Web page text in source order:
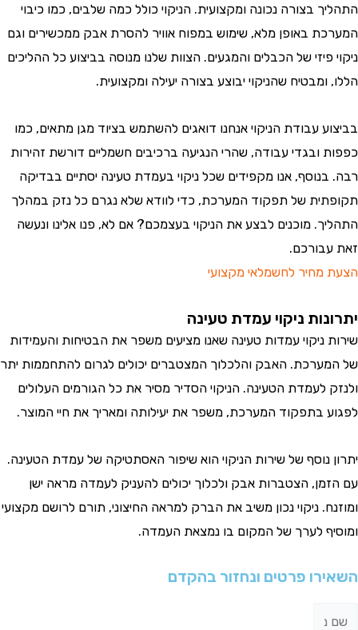
התהליך בצורה נכונה ומקצועית. הניקוי כולל כמה שלבים, כמו כיבוי
המערכת באופן מלא, שימוש במפוח אוויר להסרת אבק ממכשירים וגם
ניקוי פיזי של הכבלים והמגעים. הצוות שלנו מנוסה בביצוע כל ההליכים
הללו, ומבטיח שהניקוי יבוצע בצורה יעילה ומקצועית.
בביצוע עבודת הניקוי אנחנו דואגים להשתמש בציוד מגן מתאים, כמו
כפפות ובגדי עבודה, שהרי הנגיעה ברכיבים חשמליים דורשת זהירות
רבה. בנוסף, אנו מקפידים שכל ניקוי בעמדת טעינה יסתיים בבדיקה
תקופתית של תפקוד המערכת, כדי לוודא שלא נגרם כל נזק במהלך
התהליך. מוכנים לבצע את הניקוי בעצמכם? אם לא, פנו אלינו ונעשה
זאת עבורכם.
הצעת מחיר לחשמלאי מקצועי
יתרונות ניקוי עמדת טעינה
שירות ניקוי עמדות טעינה שאנו מציעים משפר את הבטיחות והעמידות
של המערכת. האבק והלכלוך המצטברים יכולים לגרום להתחממות יתר
ולנזק לעמדת הטעינה. הניקוי הסדיר מסיר את כל הגורמים העלולים
לפגוע בתפקוד המערכת, משפר את יעילותה ומאריך את חיי המוצר.
יתרון נוסף של שירות הניקוי הוא שיפור האסתטיקה של עמדת הטעינה.
עם הזמן, הצטברות אבק ולכלוך יכולים להעניק לעמדה מראה ישן
ומוזנח. ניקוי נכון משיב את הברק למראה החיצוני, תורם לרושם מקצועי
ומוסיף לערך של המקום בו נמצאת העמדה.
השאירו פרטים ונחזור בהקדם